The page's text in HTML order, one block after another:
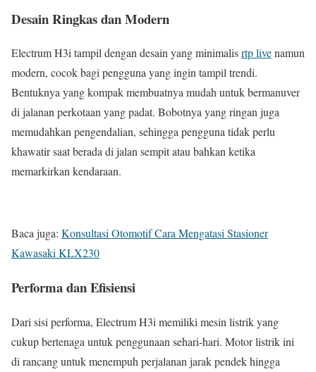
Desain Ringkas dan Modern
Electrum H3i tampil dengan desain yang minimalisrtp livenamun
modern, cocok bagi pengguna yang ingin tampil trendi.
Bentuknya yang kompak membuatnya mudah untuk bermanuver
di jalanan perkotaan yang padat. Bobotnya yang ringan juga
memudahkan pengendalian, sehingga pengguna tidak perlu
khawatir saat berada di jalan sempit atau bahkan ketika
memarkirkan kendaraan.
Baca juga: Konsultasi Otomotif Cara Mengatasi Stasioner
Kawasaki KLX230
Performa dan Efisiensi
Dari sisi performa, Electrum H3i memiliki mesin listrik yang
cukup bertenaga untuk penggunaan sehari-hari. Motor listrik ini
di rancang untuk menempuh perjalanan jarak pendek hingga